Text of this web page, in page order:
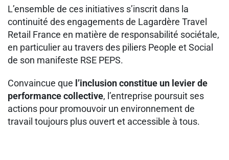
L’ensemble de ces initiatives s’inscrit dans la
continuité des engagements de Lagardère Travel
Retail France en matière de responsabilité sociétale,
en particulier au travers des piliers People et Social
de son manifeste RSE PEPS.
Convaincue que l’inclusion constitue un levier de
performance collective, l’entreprise poursuit ses
actions pour promouvoir un environnement de
travail toujours plus ouvert et accessible à tous.